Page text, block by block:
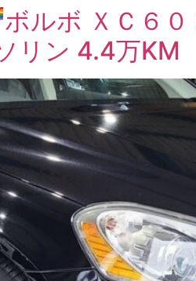
ボルボ ＸＣ６
リン 4.4万KM